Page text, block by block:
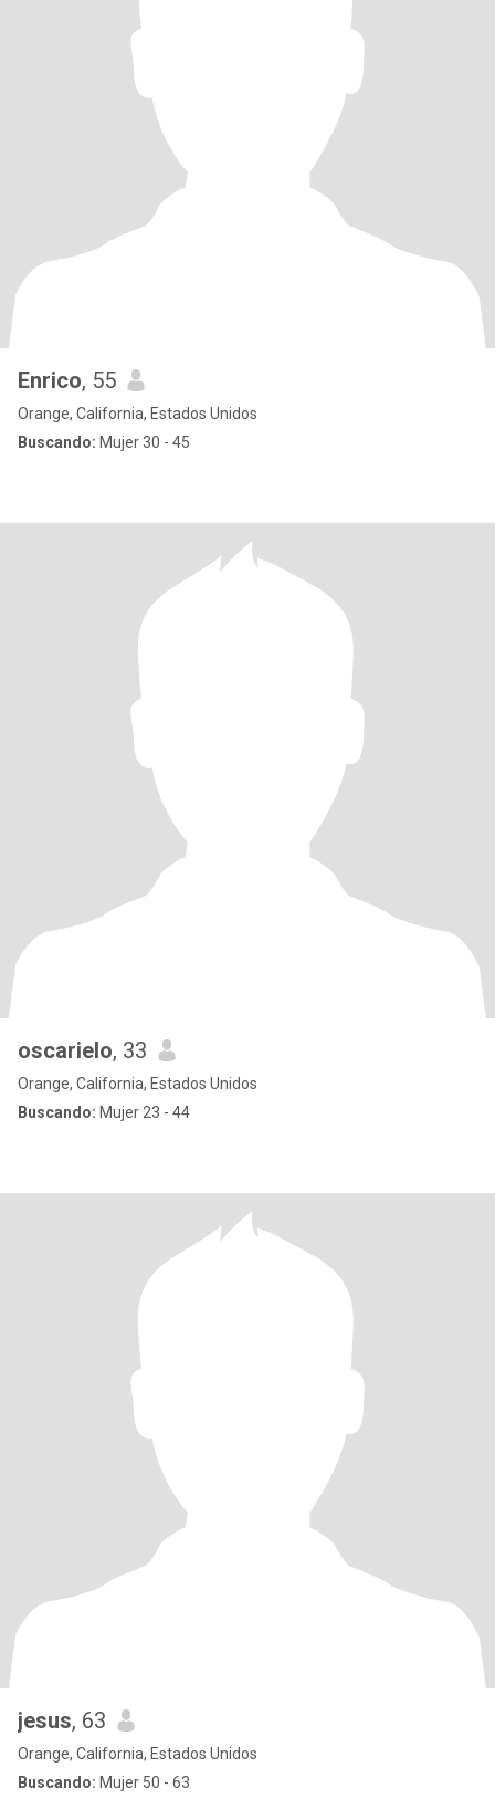
Enrico, 55
Orange, California, Estados Unidos
Buscando: Mujer 30 - 45
oscarielo, 33
Orange, California, Estados Unidos
Buscando: Mujer 23 - 44
jesus, 63
Orange, California, Estados Unidos
Buscando: Mujer 50 - 63